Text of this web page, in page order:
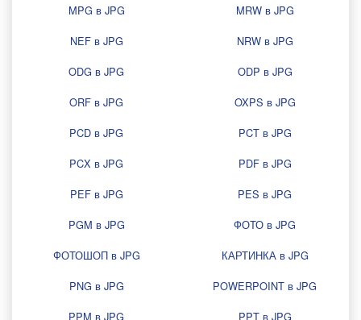
MPG в JPG
MRW в JPG
NEF в JPG
NRW в JPG
ODG в JPG
ODP в JPG
ORF в JPG
OXPS в JPG
PCD в JPG
PCT в JPG
PCX в JPG
PDF в JPG
PEF в JPG
PES в JPG
PGM в JPG
ФОТО в JPG
ФОТОШОП в JPG
КАРТИНКА в JPG
PNG в JPG
POWERPOINT в JPG
PPM в JPG
PPT в JPG